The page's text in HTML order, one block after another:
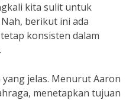
kita sulit untuk
berikut ini ada
konsisten dalam
jelas. Menurut Aaron
menetapkan tujuan